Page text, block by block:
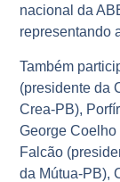
nacional da
representando
Também
(presidente da
Crea-PB),
George
Falcão
da Mútua-PB),